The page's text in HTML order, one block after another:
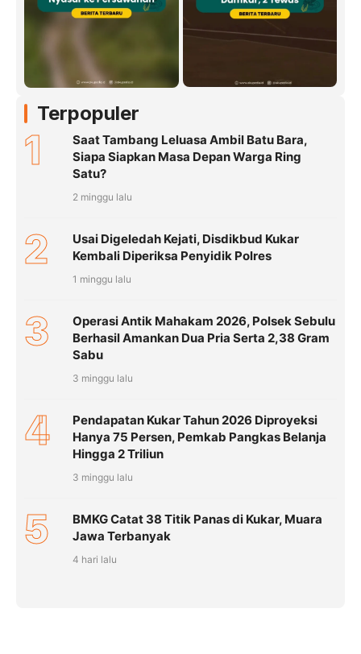
Terpopuler
1
Saat Tambang Leluasa Ambil Batu Bara,
Siapa Siapkan Masa Depan Warga Ring
Satu?
2 minggu lalu
2
Usai Digeledah Kejati, Disdikbud Kukar
Kembali Diperiksa Penyidik Polres
1 minggu lalu
3
Operasi Antik Mahakam 2026, Polsek Sebulu
Berhasil Amankan Dua Pria Serta 2,38 Gram
Sabu
3 minggu lalu
4
Pendapatan Kukar Tahun 2026 Diproyeksi
Hanya 75 Persen, Pemkab Pangkas Belanja
Hingga 2 Triliun
3 minggu lalu
5
BMKG Catat 38 Titik Panas di Kukar, Muara
Jawa Terbanyak
4 hari lalu